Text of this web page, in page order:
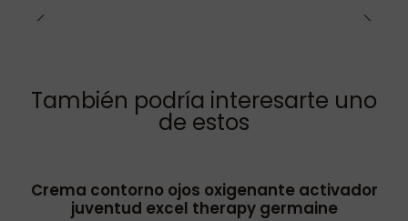
También podría interesarte uno
de estos
Crema contorno ojos oxigenante activador
juventud excel therapy germaine